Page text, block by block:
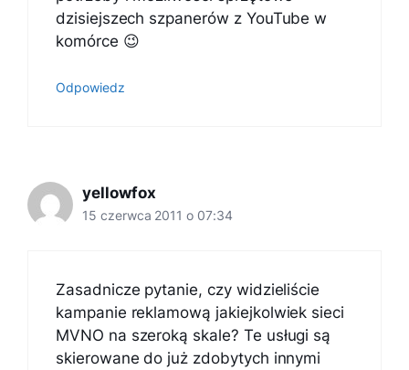
dzisiejszech szpanerów z YouTube w
komórce 😉
Odpowiedz
yellowfox
15 czerwca 2011 o 07:34
Zasadnicze pytanie, czy widzieliście
kampanie reklamową jakiejkolwiek sieci
MVNO na szeroką skale? Te usługi są
skierowane do już zdobytych innymi